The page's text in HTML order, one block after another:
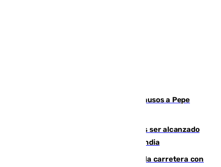
Granada despide con lágrimas y aplausos a Pepe
Un futbolista de 24 años muere tras ser alcanzado
por un rayo durante un partido en Tailandia
Muere un conductor tras salirse de la carretera con